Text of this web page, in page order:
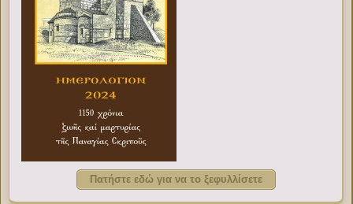
Πατήστε εδώ για να το ξεφυλλίσετε